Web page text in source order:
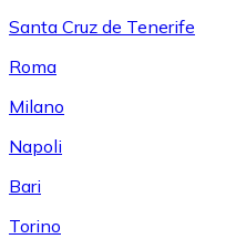
Santa Cruz de Tenerife
Roma
Milano
Napoli
Bari
Torino